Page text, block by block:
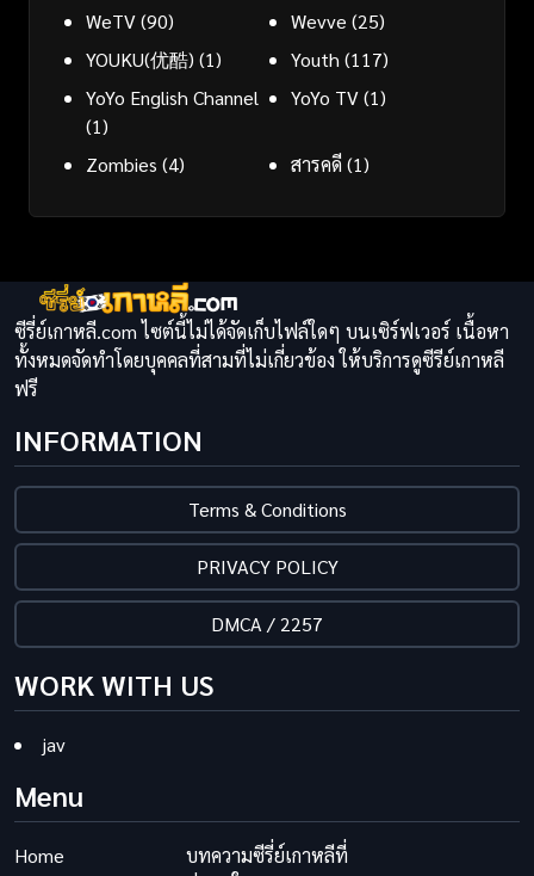
WeTV(90) Wevve (25)
YOUKU(优酷) (1) Youth (117)
YoYo English Channel
(1)
YoYo TV(1)
Zombies (4) สารคดี(1)
ซีรี่ย์เกาหลี.com ไซต์นี้ไม่ได้จัดเก็บไฟล์ใดๆ บนเซิร์ฟเวอร์ เนื้อหา
ทั้งหมดจัดทำโดยบุคคลที่สามที่ไม่เกี่ยวข้อง ให้บริการดูซีรีย์เกาหลี
ฟรี
INFORMATION
Terms & Conditions
PRIVACY POLICY
DMCA / 2257
WORK WITH US
jav
Menu
Home
บทความซีรี่ย์เกาหลีที่